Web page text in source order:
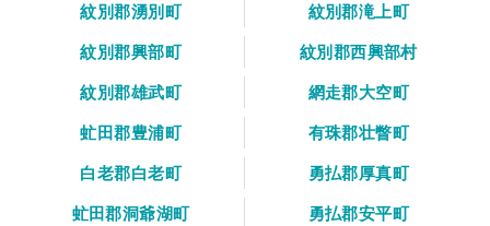
紋別郡湧別町
紋別郡滝上町
紋別郡興部町
紋別郡西興部村
紋別郡雄武町
網走郡大空町
虻田郡豊浦町
有珠郡壮瞥町
白老郡白老町
勇払郡厚真町
虻田郡洞爺湖町
勇払郡安平町